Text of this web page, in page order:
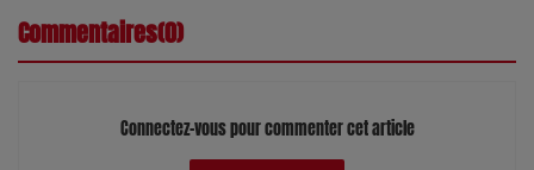
Commentaires(0)
Connectez-vous pour commenter cet article